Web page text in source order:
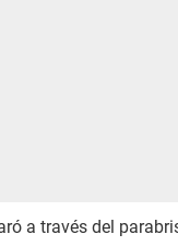
a través del